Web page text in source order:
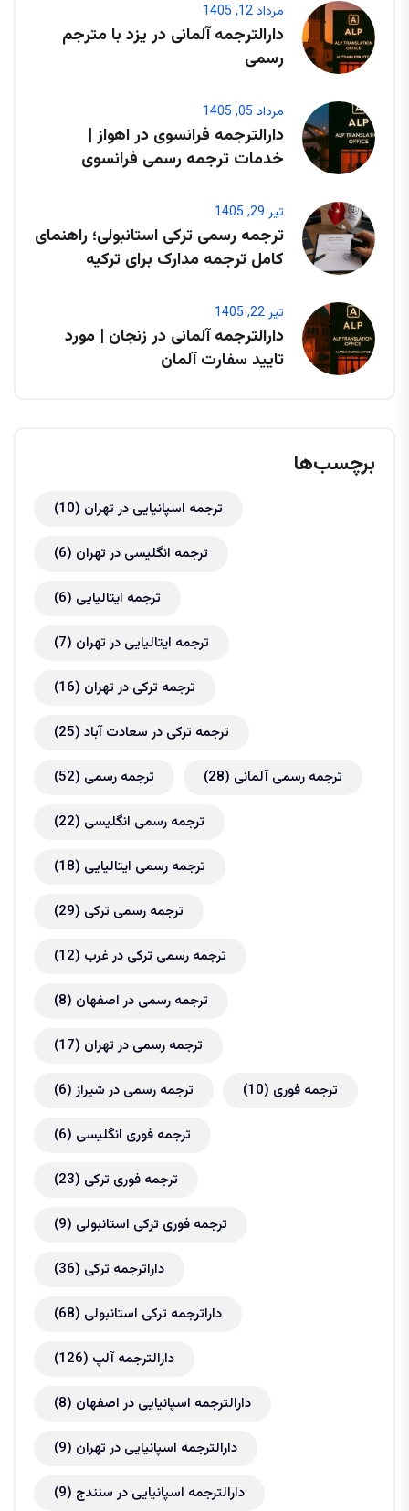
مرداد 12, 1405
دارالترجمه آلمانی در یزد با مترجم
رسمی
مرداد 05, 1405
دارالترجمه فرانسوی در اهواز |
خدمات ترجمه رسمی فرانسوی
تیر 29, 1405
ترجمه رسمی ترکی استانبولی؛ راهنمای
کامل ترجمه مدارک برای ترکیه
تیر 22, 1405
دارالترجمه آلمانی در زنجان | مورد
تایید سفارت آلمان
برچسب‌ها
ترجمه اسپانیایی در تهران (10)
ترجمه انگلیسی در تهران (6)
ترجمه ایتالیایی (6)
ترجمه ایتالیایی در تهران (7)
ترجمه ترکی در تهران (16)
ترجمه ترکی در سعادت آباد (25)
ترجمه رسمی (52) ترجمه رسمی آلمانی (28)
ترجمه رسمی انگلیسی (22)
ترجمه رسمی ایتالیایی (18)
ترجمه رسمی ترکی (29)
ترجمه رسمی ترکی در غرب (12)
ترجمه رسمی در اصفهان (8)
ترجمه رسمی در تهران (17)
ترجمه رسمی در شیراز(6) ترجمه فوری (10)
ترجمه فوری انگلیسی (6)
ترجمه فوری ترکی (23)
ترجمه فوری ترکی استانبولی (9)
داراترجمه ترکی (36)
داراترجمه ترکی استانبولی (68)
دارالترجمه آلپ (126)
دارالترجمه اسپانیایی در اصفهان (8)
دارالترجمه اسپانیایی در تهران (9)
دارالترجمه اسپانیایی در سنندج (9)